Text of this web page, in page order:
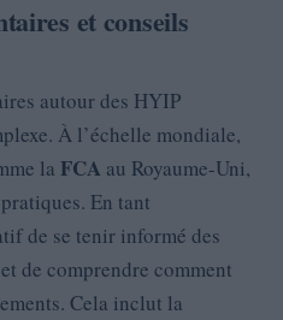
et conseils
autour des HYIP
À l’échelle mondiale,
la FCA au Royaume-Uni,
En tant
de se tenir informé des
de comprendre comment
Cela inclut la